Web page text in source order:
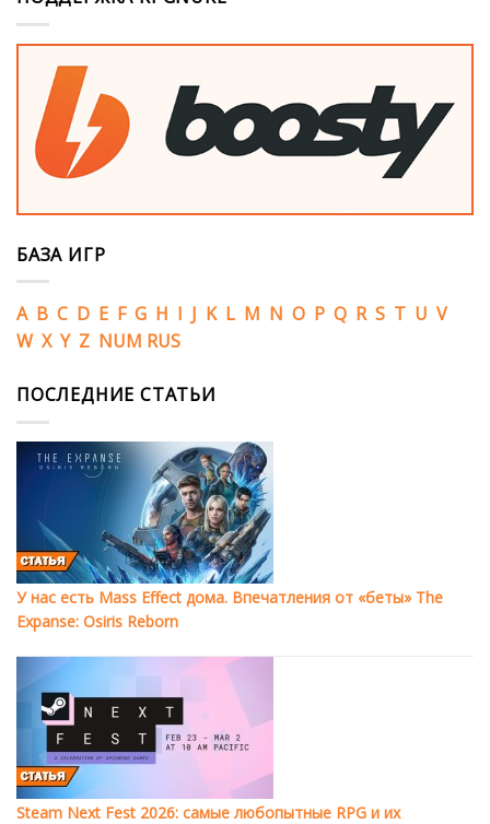
БАЗА ИГР
A B C D E F G H I J K L M N O P Q R S T U V
W X Y Z NUM RUS
ПОСЛЕДНИЕ СТАТЬИ
У нас есть Mass Effect дома. Впечатления от «беты» The
Expanse: Osiris Reborn
Steam Next Fest 2026: самые любопытные RPG и их